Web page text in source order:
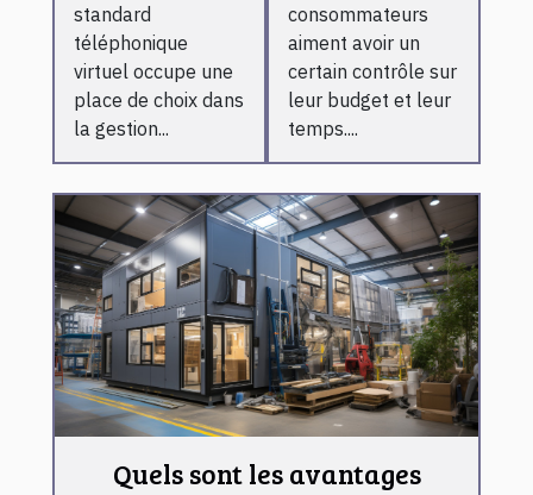
standard
téléphonique
virtuel occupe une
place de choix dans
la gestion...
consommateurs
aiment avoir un
certain contrôle sur
leur budget et leur
temps....
Quels sont les avantages